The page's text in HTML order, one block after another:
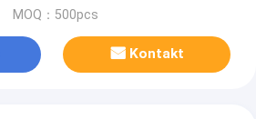
MOQ：500pcs
Kontakt